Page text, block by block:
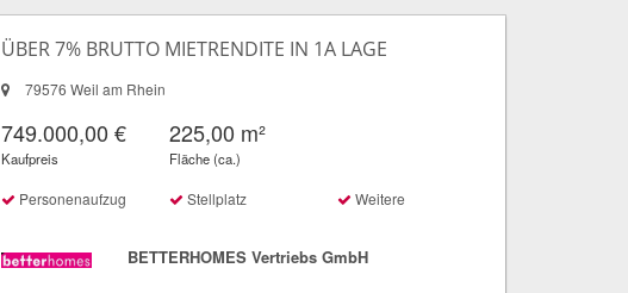
ÜBER 7% BRUTTO MIETRENDITE IN 1A LAGE
79576 Weil am Rhein
749.000,00 €
Kaufpreis
225,00 m²
Fläche (ca.)
Personenaufzug Stellplatz Weitere
BETTERHOMES Vertriebs GmbH